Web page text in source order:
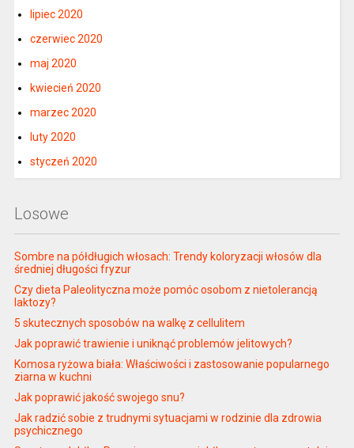
lipiec 2020
czerwiec 2020
maj 2020
kwiecień 2020
marzec 2020
luty 2020
styczeń 2020
Losowe
Sombre na półdługich włosach: Trendy koloryzacji włosów dla
średniej długości fryzur
Czy dieta Paleolityczna może pomóc osobom z nietolerancją
laktozy?
5 skutecznych sposobów na walkę z cellulitem
Jak poprawić trawienie i uniknąć problemów jelitowych?
Komosa ryżowa biała: Właściwości i zastosowanie popularnego
ziarna w kuchni
Jak poprawić jakość swojego snu?
Jak radzić sobie z trudnymi sytuacjami w rodzinie dla zdrowia
psychicznego